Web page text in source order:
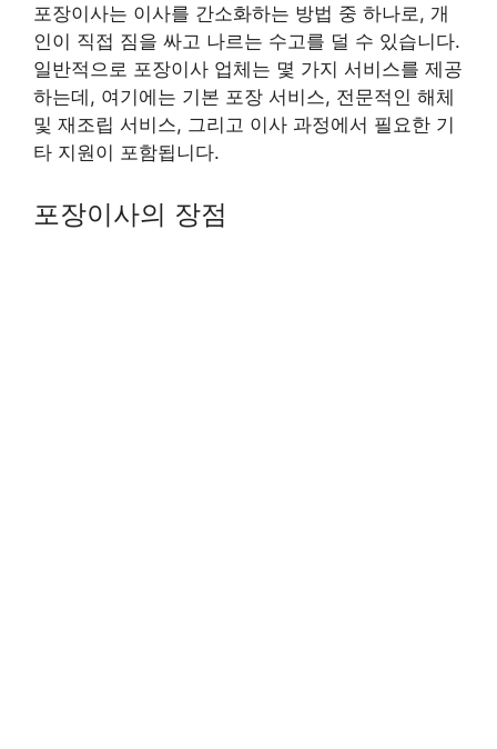
포장이사는 이사를 간소화하는 방법 중 하나로, 개
인이 직접 짐을 싸고 나르는 수고를 덜 수 있습니다.
일반적으로 포장이사 업체는 몇 가지 서비스를 제공
하는데, 여기에는 기본 포장 서비스, 전문적인 해체
및 재조립 서비스, 그리고 이사 과정에서 필요한 기
타 지원이 포함됩니다.
포장이사의 장점